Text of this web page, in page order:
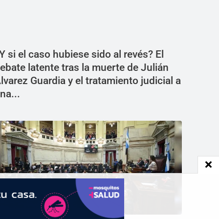
si el caso hubiese sido al revés? El
latente tras la muerte de Julián
Guardia y el tratamiento judicial a